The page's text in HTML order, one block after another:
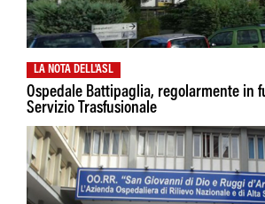
LA NOTA DELL'ASL
Ospedale Battipaglia, regolarmente in
Servizio Trasfusionale